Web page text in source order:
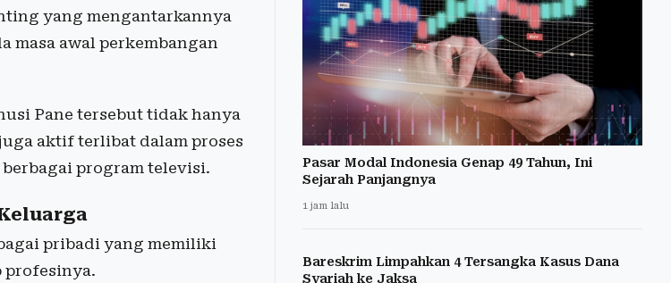
yang mengantarkannya
masa awal perkembangan
Pane tersebut tidak hanya
aktif terlibat dalam proses
program televisi.
pribadi yang memiliki
profesinya.
Pasar Modal Indonesia Genap 49 Tahun, Ini
Sejarah Panjangnya
1 jam lalu
Bareskrim Limpahkan 4 Tersangka Kasus Dana
Syariah ke Jaksa